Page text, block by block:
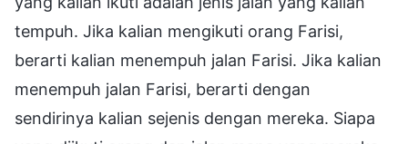
tempuh. Jika kalian mengikuti orang Farisi,
berarti kalian menempuh jalan Farisi. Jika kalian
menempuh jalan Farisi, berarti dengan
sendirinya kalian sejenis dengan mereka. Siapa